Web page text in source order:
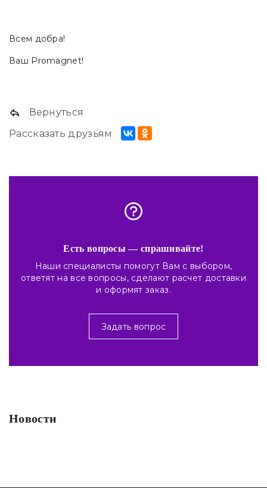
Всем добра!
Ваш Promagnet!
Вернуться
Рассказать друзьям
Есть вопросы — спрашивайте!
Наши специалисты помогут Вам с выбором,
ответят на все вопросы, сделают расчет доставки
и оформят заказ.
Задать вопрос
Новости